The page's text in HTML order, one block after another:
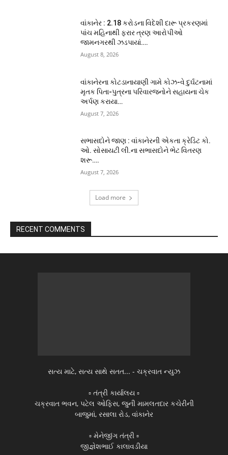
વાંકાનેર : 2.18 કરોડના વિદેશી દારૂ પ્રકરણમાં
પાંચ મહિનાથી ફરાર ત્રણ આરોપીઓ
જામનગરથી ઝડપાયાં….
August 8, 2026
વાંકાનેરના કોટડાનાયાણી ગામે કોઝ-વે દુર્ઘટનામાં
મૃતક પિતા-પુત્રના પરિવારજનોને સહાયના ચેક
અર્પણ કરાયા…
August 7, 2026
સભાસદોને જાણ : વાંકાનેરની એકતા ક્રેડિટ કો.
ઓ. સોસાયટી લી.ના સભાસદોને ભેટ વિતરણ
શરૂ….
August 7, 2026
Load more
RECENT COMMENTS
સત્ય માટે, સત્ય સાથે સતત... - ચક્રવાત ન્યુઝ
▫️ તંત્રી કાર્યાલય ▫️
ચક્રવાત ભવન, પટેલ ઓફિસ, જુની મામલતદાર કચેરીની
બાજુમાં, રસાલા રોડ, વાંકાનેર
▫️ મેનેજીંગ તંત્રી ▫️
જીજ્ઞેશભાઈ કાલાવડીયા